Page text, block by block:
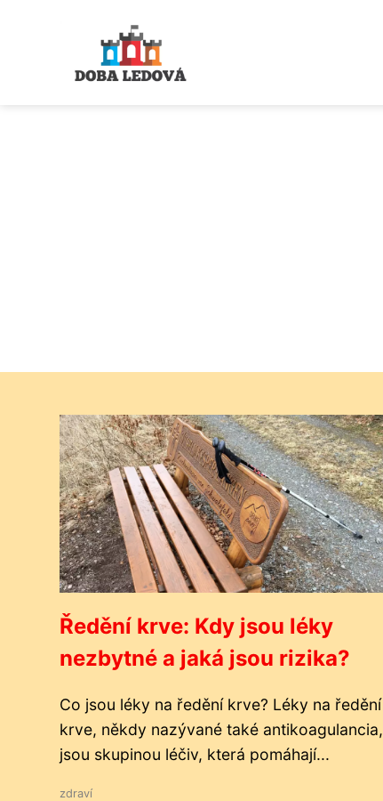
Ředění krve: Kdy jsou léky
nezbytné a jaká jsou rizika?
Co jsou léky na ředění krve? Léky na ředění
krve, někdy nazývané také antikoagulancia,
jsou skupinou léčiv, která pomáhají...
zdraví